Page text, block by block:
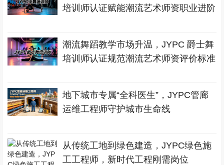
培训师认证赋能潮流艺术师资职业进阶
潮流舞蹈教学市场升温，JYPC 爵士舞
培训师认证规范潮流艺术师资评价标准
地下城市专属“全科医生”，JYPC管廊
运维工程师守护城市生命线
从传统工地到绿色建造，JYPC绿色施
工工程师，新时代工程刚需岗位